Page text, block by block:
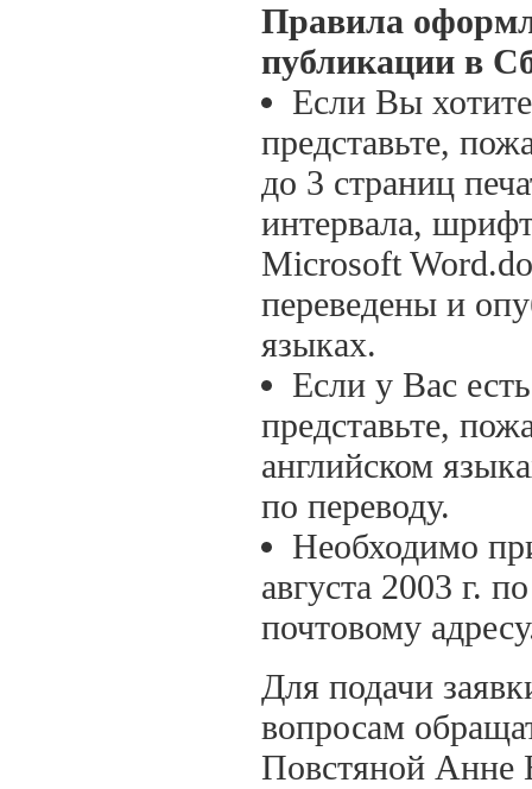
Правила
публикации в
Если Вы
представьте,
до 3 страниц
интервала,
Microsoft
переведены и
языках.
Если у Вас
представьте,
английском
по переводу.
Необходимо
августа 2003 г.
почтовому
Для подачи
вопросам
Повстяной Анне